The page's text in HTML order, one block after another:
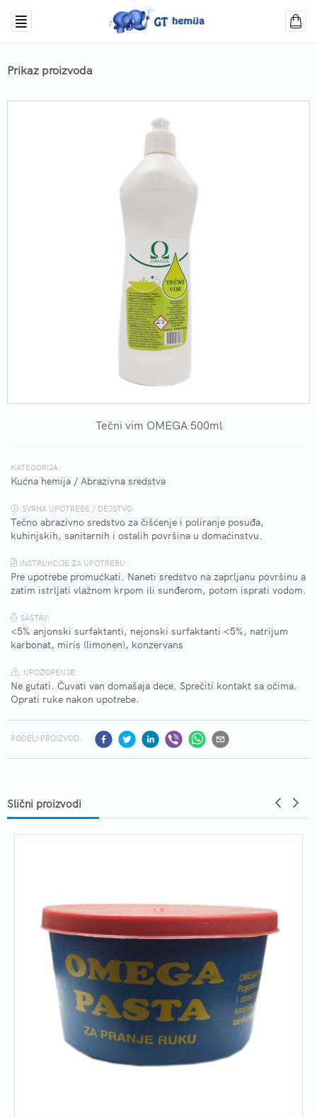
Prikaz proizvoda
Tečni vim OMEGA 500ml
KATEGORIJA:
Kućna hemija / Abrazivna sredstva
SVRHA UPOTREBE / DEJSTVO:
Tečno abrazivno sredstvo za čišćenje i poliranje posuđa,
kuhinjskih, sanitarnih i ostalih površina u domaćinstvu.
INSTRUKCIJE ZA UPOTREBU:
Pre upotrebe promućkati. Naneti sredstvo na zaprljanu površinu a
zatim istrljati vlažnom krpom ili sunđerom, potom isprati vodom.
SASTAV:
<5% anjonski surfaktanti, nejonski surfaktanti <5%, natrijum
karbonat, miris (limonen), konzervans
UPOZORENJE:
Ne gutati. Čuvati van domašaja dece. Sprečiti kontakt sa očima.
Oprati ruke nakon upotrebe.
PODELI PROIZVOD:
Slični proizvodi